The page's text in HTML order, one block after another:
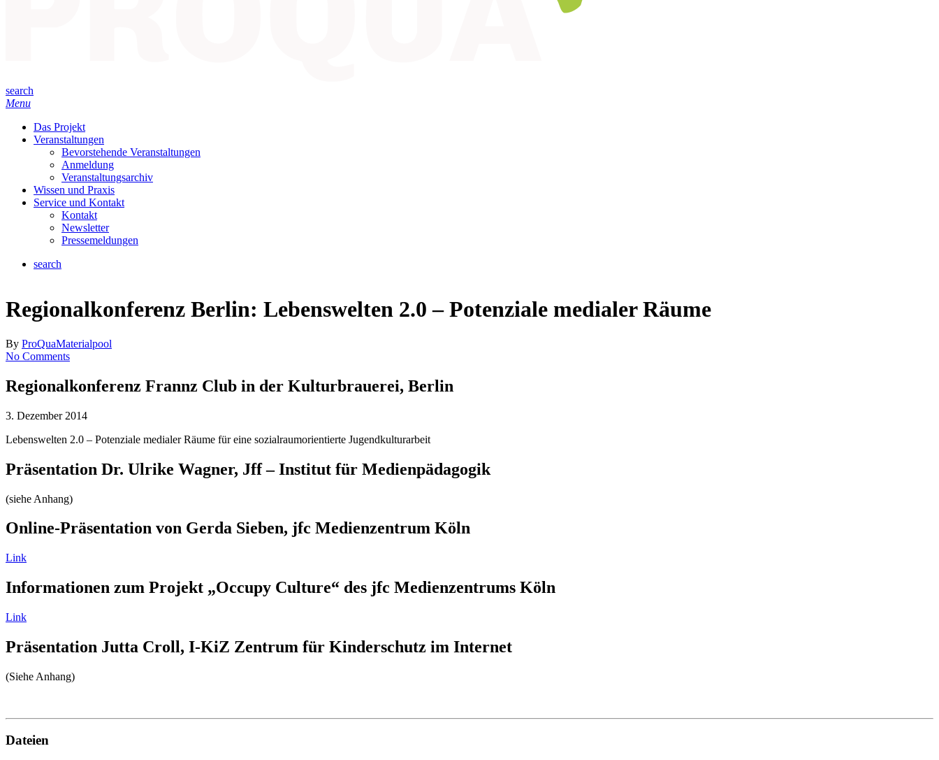
search
Menu
Das Projekt
Veranstaltungen
Bevorstehende Veranstaltungen
Anmeldung
Veranstaltungsarchiv
Wissen und Praxis
Service und Kontakt
Kontakt
Newsletter
Pressemeldungen
search
Regionalkonferenz Berlin: Lebenswelten 2.0 – Potenziale medialer Räume
By ProQuaMaterialpool
No Comments
Regionalkonferenz Frannz Club in der Kulturbrauerei, Berlin
3. Dezember 2014
Lebenswelten 2.0 – Potenziale medialer Räume für eine sozialraumorientierte Jugendkulturarbeit
Präsentation Dr. Ulrike Wagner, Jff – Institut für Medienpädagogik
(siehe Anhang)
Online-Präsentation von Gerda Sieben, jfc Medienzentrum Köln
Link
Informationen zum Projekt „Occupy Culture“ des jfc Medienzentrums Köln
Link
Präsentation Jutta Croll, I-KiZ Zentrum für Kinderschutz im Internet
(Siehe Anhang)
Dateien